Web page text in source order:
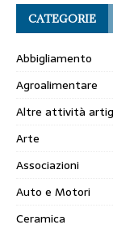
CATEGORIE
Abbigliamento
Agroalimentare
Altre attività
Arte
Associazioni
Auto e Motori
Ceramica